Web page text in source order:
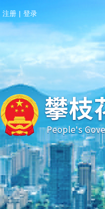
注册 | 登录